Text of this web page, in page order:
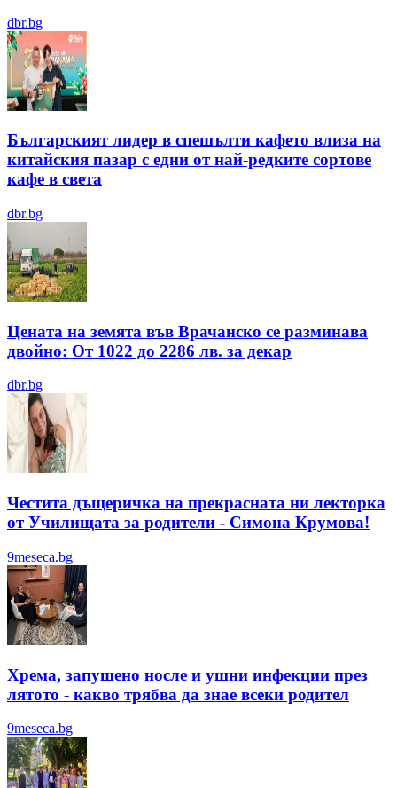
dbr.bg
Българският лидер в спешълти кафето влиза на
китайския пазар с едни от най-редките сортове
кафе в света
dbr.bg
Цената на земята във Врачанско се разминава
двойно: От 1022 до 2286 лв. за декар
dbr.bg
Честита дъщеричка на прекрасната ни лекторка
от Училищата за родители - Симона Крумова!
9meseca.bg
Хрема, запушено носле и ушни инфекции през
лятотo - какво трябва да знае всеки родител
9meseca.bg